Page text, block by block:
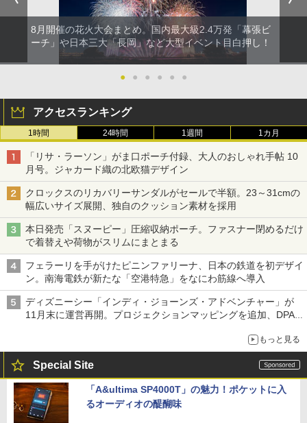
8月開催の花火大会まとめ。国内最大級2.4万発「幕張ビ
ーチ」や日本三大「長岡」など大型イベント目白押し！
● ● ● ● ● ●
アクセスランキング
1時間 24時間 1週間 1カ月
「リサ・ラーソン」がま口ポーチ付録、大人のおしゃれ手帖 10
月号。ジャカード織の北欧猫デザイン
クロックスのリカバリーサンダルがセールで半額。23～31cmの
幅広いサイズ展開、独自のクッション素材を採用
本日発売「スヌーピー」圧縮収納ポーチ。ファスナー閉めるだけ
で着替えや荷物がスリムにまとまる
フェラーリを手がけたピニンファリーナ、日本の鉄道を初デザイ
ン。南海電鉄が新たな「空港特急」をなにわ筋線へ導入
ディズニーシー「インディ・ジョーンズ・アドベンチャー」が
11月末に運営再開。プロジェクションマッピングを追加、DPA
もっと見る
Special Site
「A&ultima SP4000T」の魅力！ポケットに入
るオーディオの醍醐味